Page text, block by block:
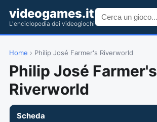
videogames.it
L'enciclopedia dei videogiochi
Home › Philip José Farmer's Riverworld
Philip José Farmer's
Riverworld
Scheda